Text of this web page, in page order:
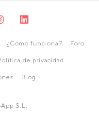
¿Cómo funciona? Foro
de privacidad
Blog
S.L.